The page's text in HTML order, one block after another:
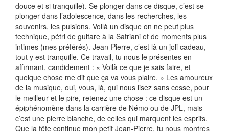
douce et si tranquille). Se plonger dans ce disque, c’est se
plonger dans l’adolescence, dans les recherches, les
souvenirs, les pulsions. Voilà un disque on ne peut plus
technique, pétri de guitare à la Satriani et de moments plus
intimes (mes préférés). Jean-Pierre, c’est là un joli cadeau,
tout y est tranquille. Ce travail, tu nous le présentes en
affirmant, candidement : « Voilà ce que je sais faire, et
quelque chose me dit que ça va vous plaire. » Les amoureux
de la musique, oui, vous, là, qui nous lisez sans cesse, pour
le meilleur et le pire, retenez une chose : ce disque est un
épiphénomène dans la carrière de Némo ou de JPL, mais
c’est une pierre blanche, de celles qui marquent les esprits.
Que la fête continue mon petit Jean-Pierre, tu nous montres